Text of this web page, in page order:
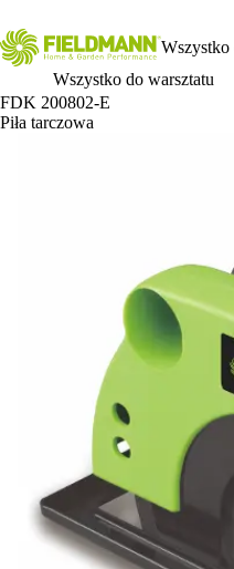
Wszystko
Wszystko do warsztatu
FDK 200802-E
Piła tarczowa